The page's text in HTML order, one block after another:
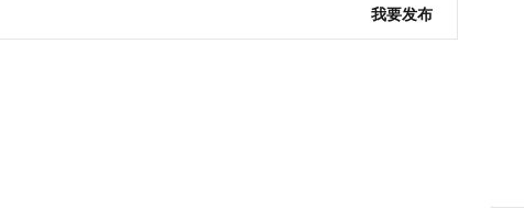
我要发布